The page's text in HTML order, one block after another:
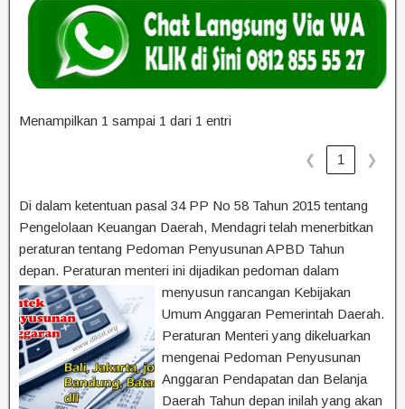
Menampilkan 1 sampai 1 dari 1 entri
❮ 1 ❯
Di dalam ketentuan pasal 34 PP No 58 Tahun 2015 tentang
Pengelolaan Keuangan Daerah, Mendagri telah menerbitkan
peraturan tentang Pedoman Penyusunan APBD Tahun
depan. Peraturan menteri ini dijadikan pedoman dalam
menyusun rancangan Kebijakan
Umum Anggaran Pemerintah Daerah.
Peraturan Menteri yang dikeluarkan
mengenai Pedoman Penyusunan
Anggaran Pendapatan dan Belanja
Daerah Tahun depan inilah yang akan